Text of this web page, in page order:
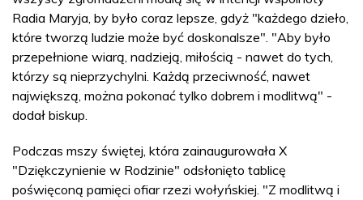
Radia Maryja, by było coraz lepsze, gdyż "każdego dzieło,
które tworzą ludzie może być doskonalsze". "Aby było
przepełnione wiarą, nadzieją, miłością - nawet do tych,
którzy są nieprzychylni. Każdą przeciwność, nawet
największą, można pokonać tylko dobrem i modlitwą" -
dodał biskup.
Podczas mszy świętej, która zainaugurowała X
"Dziękczynienie w Rodzinie" odsłonięto tablicę
poświęconą pamięci ofiar rzezi wołyńskiej. "Z modlitwą i